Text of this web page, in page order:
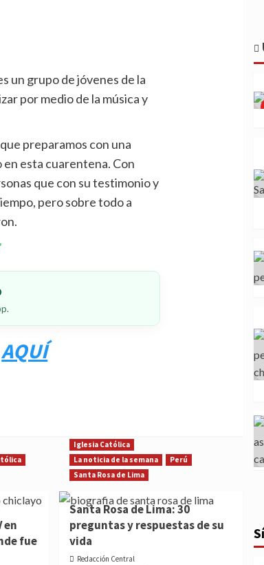
un grupo de jóvenes de la
por medio de la música y
preparamos con una
esta cuarentena. Con
que con su testimonio y
pero sobre todo a
AQUÍ
en
fue
Iglesia Católica
La noticia de la semana
Perú
Santa Rosa de Lima
Santa Rosa de Lima: 30
preguntas y respuestas de su
vida
Redacción Central